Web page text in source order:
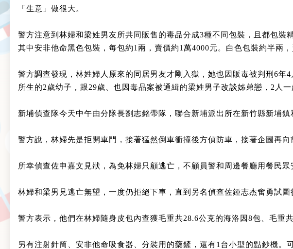
「生意」做很大。
警方注意到林婦和梁姓男友所共同販售的毒品分成3種不同包裝，且都包裝精
其中安非他命黑色包裝，每包約1兩，賣價約1萬4000元。白色包裝約半兩
警方調查發現，林姓婦人原來的同居男友才剛入獄，她也因販毒被判刑6
所生的2歲幼子，跟29歲、也因毒品案被通緝的梁姓男子改談姊弟戀，2人一
新埔偵查隊今天中午由分隊長劉志銘帶隊，聯合新埔派出所在新竹縣新埔
警方說，林婦先是拒開車門，接著猛然倒車衝撞後方偵防車，接著企圖再向
所幸偵查佐申嘉文見狀，為免林婦只顧逃亡，不顧員警和周邊餐廳用餐民
林婦和梁男見逃亡無望，一度仍拒絕下車，直到另名偵查佐鍾志杰奮勇試
警方表示，他們在林婦隨身皮包內查獲毛重共28.6公克的海洛因8包、毛重
另有注射針筒、安非他命吸食器、分裝用的藥鏟，還有1台小型的點鈔機。